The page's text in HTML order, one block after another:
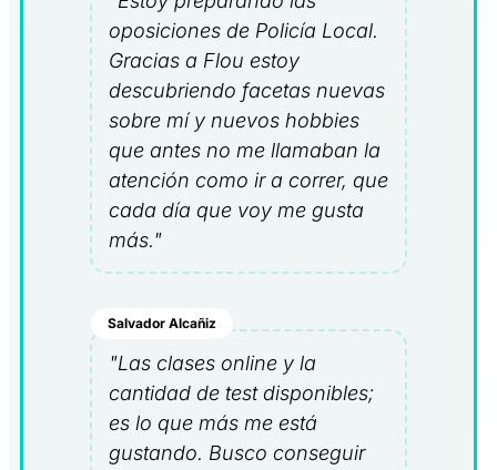
oposiciones de Policía Local.
Gracias a Flou estoy
descubriendo facetas nuevas
sobre mí y nuevos hobbies
que antes no me llamaban la
atención como ir a correr, que
cada día que voy me gusta
más."
Salvador Alcañiz
"Las clases online y la
cantidad de test disponibles;
es lo que más me está
gustando. Busco conseguir